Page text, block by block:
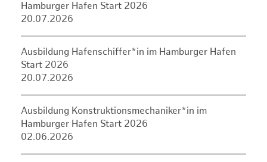
Hamburger Hafen Start 2026
20.07.2026
Ausbildung Hafenschiffer*in im Hamburger Hafen
Start 2026
20.07.2026
Ausbildung Konstruktionsmechaniker*in im
Hamburger Hafen Start 2026
02.06.2026